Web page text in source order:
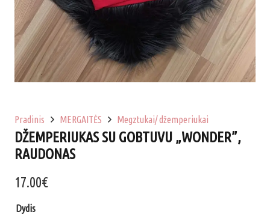
Pradinis MERGAITĖS Megztukai/ džemperiukai
DŽEMPERIUKAS SU GOBTUVU „WONDER”,
RAUDONAS
17.00€
Dydis